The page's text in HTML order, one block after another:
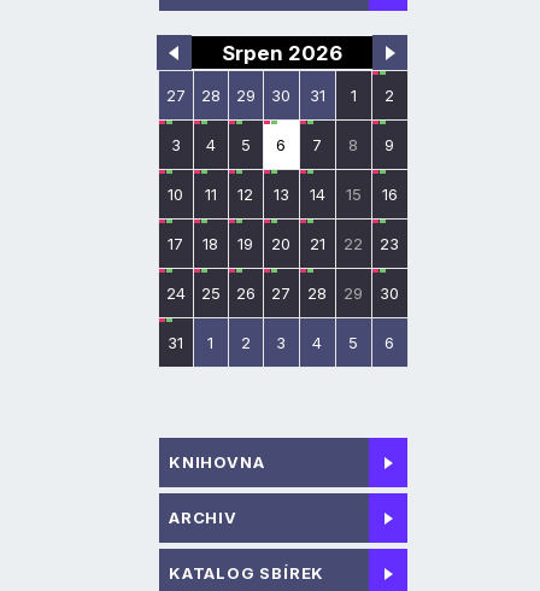
Srpen 2026
27 28 29 30 31 1 2
3 4 5 6 7 8 9
10 11 12 13 14 15 16
17 18 19 20 21 22 23
24 25 26 27 28 29 30
31 1 2 3 4 5 6
KNIHOVNA
ARCHIV
KATALOG SBÍREK